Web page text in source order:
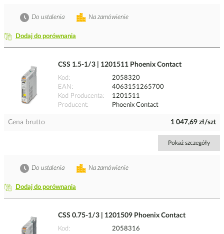
Dodaj do porównania
Na zamówienie
Do ustalenia
CSS 1.5-1/3 | 1201511 Phoenix Contact
Kod
2058320
EAN
4063151265700
Kod Producenta
1201511
Producent
Phoenix Contact
Cena brutto 1 047,69 zł/szt
Pokaż szczegóły
Dodaj do porównania
Na zamówienie
Do ustalenia
CSS 0.75-1/3 | 1201509 Phoenix Contact
Kod
2058316